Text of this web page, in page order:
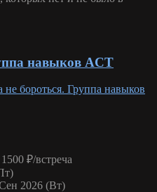
навыков ACT
1500 ₽/встреча
2026 (Вт)